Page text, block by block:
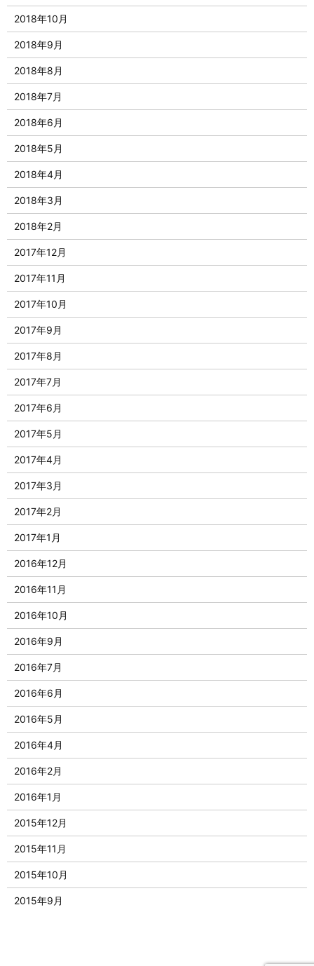
2018年10月
2018年9月
2018年8月
2018年7月
2018年6月
2018年5月
2018年4月
2018年3月
2018年2月
2017年12月
2017年11月
2017年10月
2017年9月
2017年8月
2017年7月
2017年6月
2017年5月
2017年4月
2017年3月
2017年2月
2017年1月
2016年12月
2016年11月
2016年10月
2016年9月
2016年7月
2016年6月
2016年5月
2016年4月
2016年2月
2016年1月
2015年12月
2015年11月
2015年10月
2015年9月